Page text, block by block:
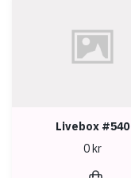
Livebox #540
0 kr